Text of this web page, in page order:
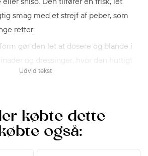
smag med et strejf af peber, som
retter.
gør den let at dosere og blande i
og dressinger, hvor den hurtigt
intens smagsoplevelse. Den passer
te, hvor grøn perilla pasta tilfører
Udvid tekst
købte dette
også: